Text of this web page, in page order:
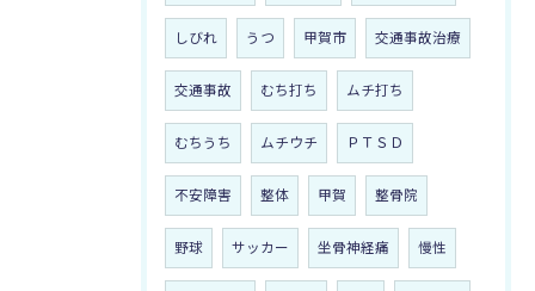
しびれ うつ 甲賀市 交通事故治療
交通事故 むち打ち ムチ打ち
むちうち ムチウチ ＰＴＳＤ
不安障害 整体 甲賀 整骨院
野球 サッカー 坐骨神経痛 慢性